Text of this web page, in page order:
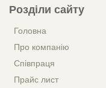
Розділи сайту
Головна
Про компанію
Співпраця
Прайс лист